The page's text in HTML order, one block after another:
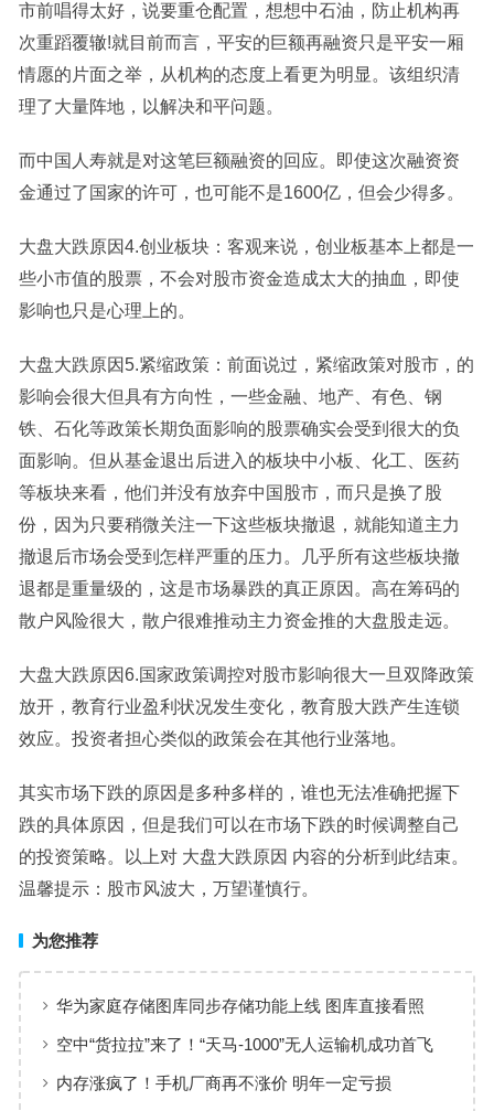
市前唱得太好，说要重仓配置，想想中石油，防止机构再
次重蹈覆辙!就目前而言，平安的巨额再融资只是平安一厢
情愿的片面之举，从机构的态度上看更为明显。该组织清
理了大量阵地，以解决和平问题。
而中国人寿就是对这笔巨额融资的回应。即使这次融资资
金通过了国家的许可，也可能不是1600亿，但会少得多。
大盘大跌原因4.创业板块：客观来说，创业板基本上都是一
些小市值的股票，不会对股市资金造成太大的抽血，即使
影响也只是心理上的。
大盘大跌原因5.紧缩政策：前面说过，紧缩政策对股市，的
影响会很大但具有方向性，一些金融、地产、有色、钢
铁、石化等政策长期负面影响的股票确实会受到很大的负
面影响。但从基金退出后进入的板块中小板、化工、医药
等板块来看，他们并没有放弃中国股市，而只是换了股
份，因为只要稍微关注一下这些板块撤退，就能知道主力
撤退后市场会受到怎样严重的压力。几乎所有这些板块撤
退都是重量级的，这是市场暴跌的真正原因。高在筹码的
散户风险很大，散户很难推动主力资金推的大盘股走远。
大盘大跌原因6.国家政策调控对股市影响很大一旦双降政策
放开，教育行业盈利状况发生变化，教育股大跌产生连锁
效应。投资者担心类似的政策会在其他行业落地。
其实市场下跌的原因是多种多样的，谁也无法准确把握下
跌的具体原因，但是我们可以在市场下跌的时候调整自己
的投资策略。以上对 大盘大跌原因 内容的分析到此结束。
温馨提示：股市风波大，万望谨慎行。
为您推荐
华为家庭存储图库同步存储功能上线 图库直接看照
片、视频
空中“货拉拉”来了！“天马-1000”无人运输机成功首飞
内存涨疯了！手机厂商再不涨价 明年一定亏损